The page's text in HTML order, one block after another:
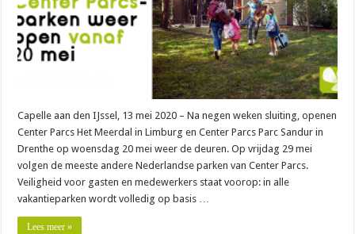
Capelle aan den IJssel, 13 mei 2020 – Na negen weken sluiting, openen
Center Parcs Het Meerdal in Limburg en Center Parcs Parc Sandur in
Drenthe op woensdag 20 mei weer de deuren. Op vrijdag 29 mei
volgen de meeste andere Nederlandse parken van Center Parcs.
Veiligheid voor gasten en medewerkers staat voorop: in alle
vakantieparken wordt volledig op basis …
Lees meer »